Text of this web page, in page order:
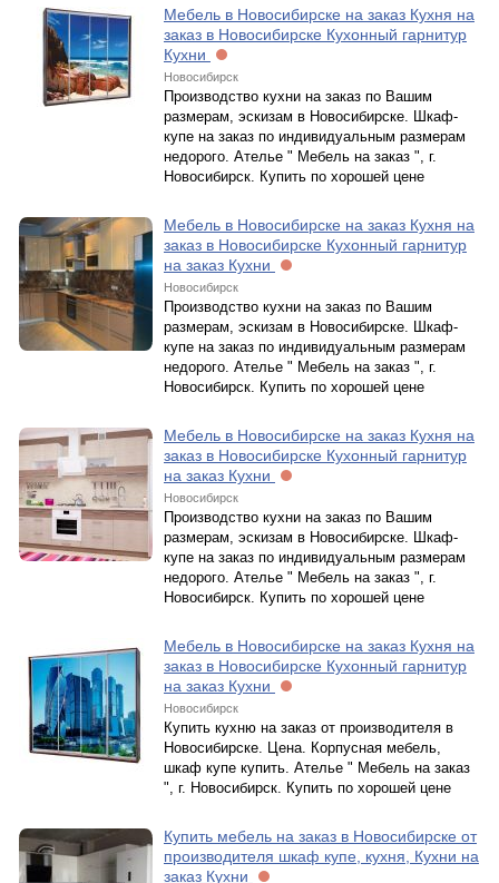
Мебель в Новосибирске на заказ Кухня на
заказ в Новосибирске Кухонный гарнитур
Кухни
Новосибирск
Производство кухни на заказ по Вашим
размерам, эскизам в Новосибирске. Шкаф-
купе на заказ по индивидуальным размерам
недорого. Ателье " Мебель на заказ ", г.
Новосибирск. Купить по хорошей цене
Мебель в Новосибирске на заказ Кухня на
заказ в Новосибирске Кухонный гарнитур
на заказ Кухни
Новосибирск
Производство кухни на заказ по Вашим
размерам, эскизам в Новосибирске. Шкаф-
купе на заказ по индивидуальным размерам
недорого. Ателье " Мебель на заказ ", г.
Новосибирск. Купить по хорошей цене
Мебель в Новосибирске на заказ Кухня на
заказ в Новосибирске Кухонный гарнитур
на заказ Кухни
Новосибирск
Производство кухни на заказ по Вашим
размерам, эскизам в Новосибирске. Шкаф-
купе на заказ по индивидуальным размерам
недорого. Ателье " Мебель на заказ ", г.
Новосибирск. Купить по хорошей цене
Мебель в Новосибирске на заказ Кухня на
заказ в Новосибирске Кухонный гарнитур
на заказ Кухни
Новосибирск
Купить кухню на заказ от производителя в
Новосибирске. Цена. Корпусная мебель,
шкаф купе купить. Ателье " Мебель на заказ
", г. Новосибирск. Купить по хорошей цене
Купить мебель на заказ в Новосибирске от
производителя шкаф купе, кухня, Кухни на
заказ Кухни